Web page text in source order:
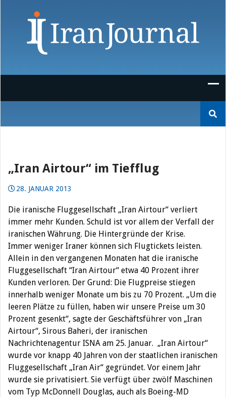
nach:
„Iran Airtour“ im Tiefflug
28. JANUAR 2013
Die iranische Fluggesellschaft „Iran Airtour“ verliert
immer mehr Kunden. Schuld ist vor allem der Verfall der
iranischen Währung. Die Hintergründe der Krise.
Immer weniger Iraner können sich Flugtickets leisten.
Allein in den vergangenen Monaten hat die iranische
Fluggesellschaft “Iran Airtour“ etwa 40 Prozent ihrer
Kunden verloren. Der Grund: Die Flugpreise stiegen
innerhalb weniger Monate um bis zu 70 Prozent. „Um die
leeren Plätze zu füllen, haben wir unsere Preise um 30
Prozent gesenkt“, sagte der Geschäftsführer von „Iran
Airtour“, Sirous Baheri, der iranischen
Nachrichtenagentur ISNA am 25. Januar. „Iran Airtour“
wurde vor knapp 40 Jahren von der staatlichen iranischen
Fluggesellschaft „Iran Air“ gegründet. Vor einem Jahr
wurde sie privatisiert. Sie verfügt über zwölf Maschinen
vom Typ McDonnell Douglas, auch als Boeing-MD